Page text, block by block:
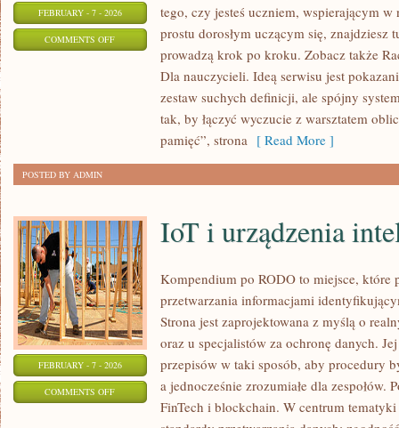
FEBRUARY - 7 - 2026
COMMENTS OFFON
MATEMATYKI
tego, czy jesteś uczniem, wspierającym
prostu dorosłym uczącym się, znajdziesz
prowadzą krok po kroku. Zobacz także
Dla nauczycieli. Ideą serwisu jest
zestaw suchych definicji, ale spójny
tak, by łączyć wyczucie z warsztatem
pamięć”, strona [ Read More ]
POSTED BY ADMIN
FEBRUARY - 7 - 2026
COMMENTS OFFON
IoT i urządzenia
Kompendium po RODO to miejsce, które
przetwarzania informacjami
Strona jest zaprojektowana z myślą o
oraz u specjalistów za ochronę danych.
przepisów w taki sposób, aby procedury
a jednocześnie zrozumiałe dla zespołów.
FinTech i blockchain. W centrum tematyki